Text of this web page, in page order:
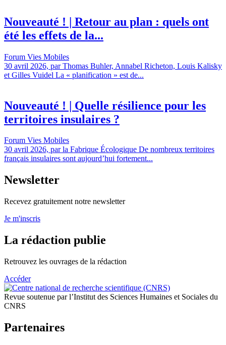
Nouveauté ! | Retour au plan : quels ont
été les effets de la...
Forum Vies Mobiles
30 avril 2026, par Thomas Buhler, Annabel Richeton, Louis Kalisky
et Gilles Vuidel La « planification » est de...
Nouveauté ! | Quelle résilience pour les
territoires insulaires ?
Forum Vies Mobiles
30 avril 2026, par la Fabrique Écologique De nombreux territoires
français insulaires sont aujourd’hui fortement...
Newsletter
Recevez gratuitement notre newsletter
Je m'inscris
La rédaction publie
Retrouvez les ouvrages de la rédaction
Accéder
Revue soutenue par l’Institut des Sciences Humaines et Sociales du
CNRS
Partenaires